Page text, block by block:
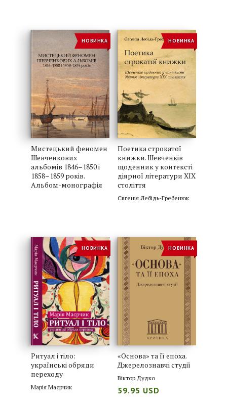
НОВИНКА
Мистецький феномен
Шевченкових
альбомів 1846–1850 і
1858–1859 років.
Альбом-монографія
НОВИНКА
Поетика строкатої
книжки. Шевченків
щоденник у контексті
діярної літератури XIX
століття
Євгенія Лебідь-Гребенюк
НОВИНКА
Ритуал і тіло:
українські обряди
переходу
Марія Маєрчик
НОВИНКА
«Основа» та її епоха.
Джерелознавчі студії
Віктор Дудко
59.95 USD